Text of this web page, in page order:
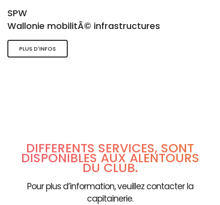
SPW
Wallonie mobilitÃ© infrastructures
PLUS D'INFOS
DIFFÉRENTS SERVICES, SONT
DISPONIBLES AUX ALENTOURS
DU CLUB.
Pour plus d’information, veuillez contacter la
capitainerie.